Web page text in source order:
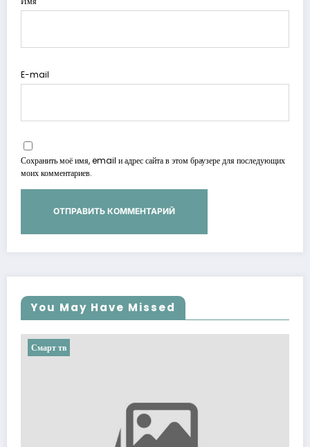
E-mail
Сохранить моё имя, email и адрес сайта в этом браузере для последующих
моих комментариев.
You May Have Missed
Смарт тв